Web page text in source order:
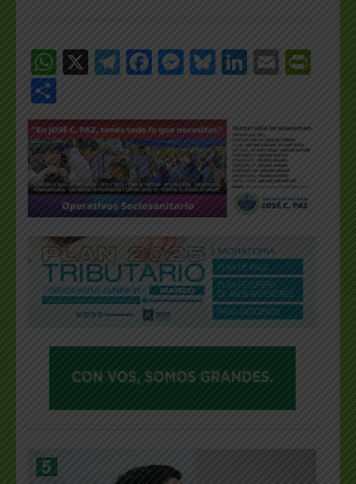
WhatsApp
X Telegram
Facebook
Messenger
Bluesky
LinkedIn
Email